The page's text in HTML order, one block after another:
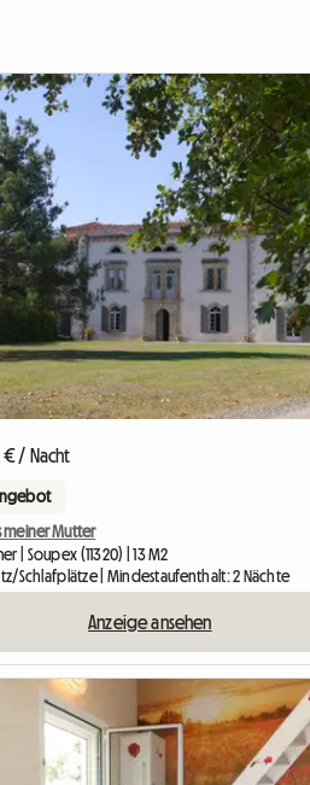
€ / Nacht
meiner Mutter
| Soupex (11320) | 13 M2
Schlafplätze | Mindestaufenthalt: 2 Nächte
Anzeige ansehen